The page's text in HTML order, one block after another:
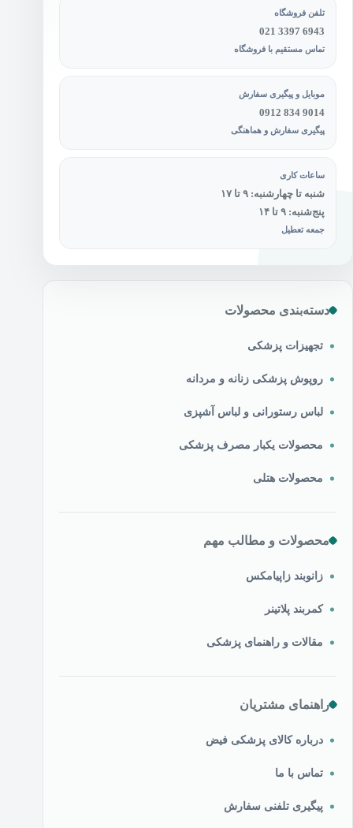
تلفن فروشگاه
021 3397 6943
تماس مستقیم با فروشگاه
موبایل و پیگیری سفارش
0912 834 9014
پیگیری سفارش و هماهنگی
ساعات کاری
شنبه تا چهارشنبه: ۹ تا ۱۷
پنج‌شنبه: ۹ تا ۱۴
جمعه تعطیل
دسته‌بندی محصولات
تجهیزات پزشکی
روپوش پزشکی زنانه و مردانه
لباس رستورانی و لباس آشپزی
محصولات یکبار مصرف پزشکی
محصولات هتلی
محصولات و مطالب مهم
زانوبند زاپیامکس
کمربند پلاتینر
مقالات و راهنمای پزشکی
راهنمای مشتریان
درباره کالای پزشکی فیض
تماس با ما
پیگیری تلفنی سفارش